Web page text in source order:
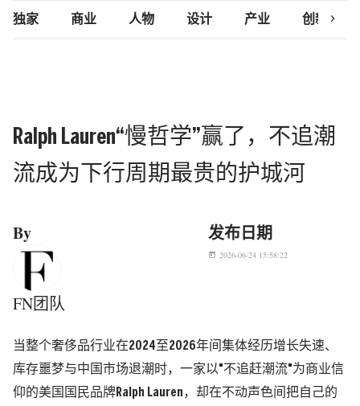
独家 商业 人物 设计 产业 创新研究
chevron_right
Ralph Lauren“慢哲学”赢了，不追潮
流成为下行周期最贵的护城河
By
FN团队
发布日期
today 2026-06-24 15:58:22
当整个奢侈品行业在2024至2026年间集体经历增长失速、
库存噩梦与中国市场退潮时， 一家以"不追赶潮流"为商业信
仰的美国国民品牌Ralph Lauren，却在不动声色间把自己的